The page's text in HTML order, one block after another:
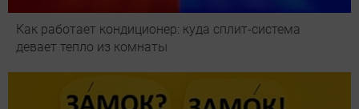
Как работает кондиционер: куда сплит-система
девает тепло из комнаты